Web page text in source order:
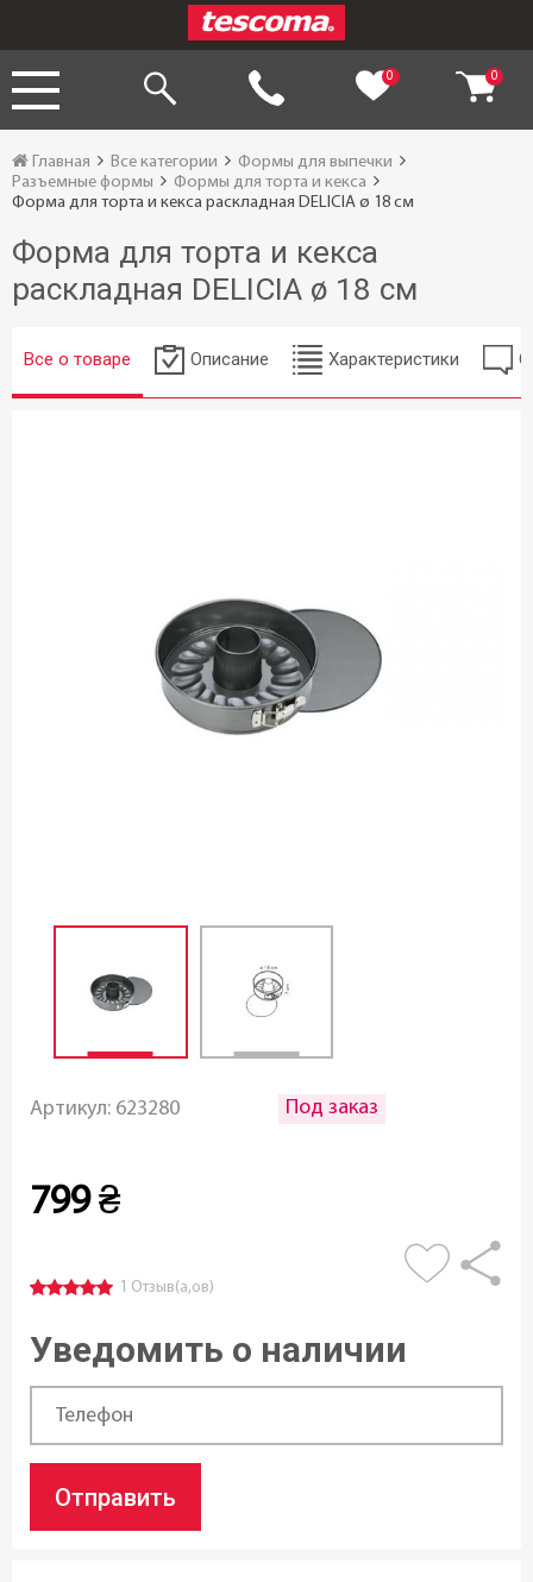
0 0
Главная Все категории
Формы для выпечки
Разъемные формы
Формы для торта и кекса
Форма для торта и кекса раскладная DELICIA ø 18 см
Форма для торта и кекса
раскладная DELICIA ø 18 см
Все о товаре Описание Характеристики
Артикул: 623280 Под заказ
799 ₴
1 Отзыв(а,ов)
Уведомить о наличии
Отправить